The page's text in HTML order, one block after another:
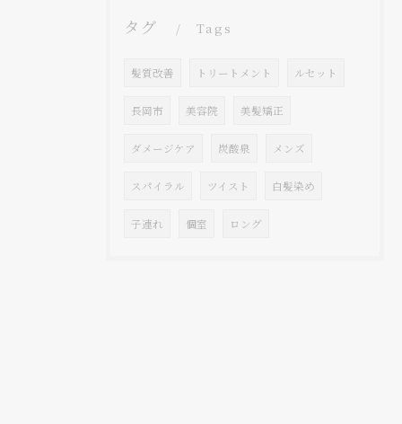
タグ Tags
髪質改善 トリートメント ルセット
長岡市 美容院 美髪矯正
ダメージケア 炭酸泉 メンズ
スパイラル ツイスト 白髪染め
子連れ 個室 ロング